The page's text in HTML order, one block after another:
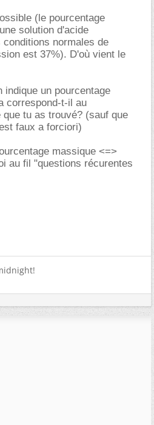
(le pourcentage
solution d'acide
normales de
est 37%). D'où vient le
indique un pourcentage
correspond-t-il au
tu as trouvé? (sauf que
faux a forciori)
massique <=>
au fil "questions récurentes